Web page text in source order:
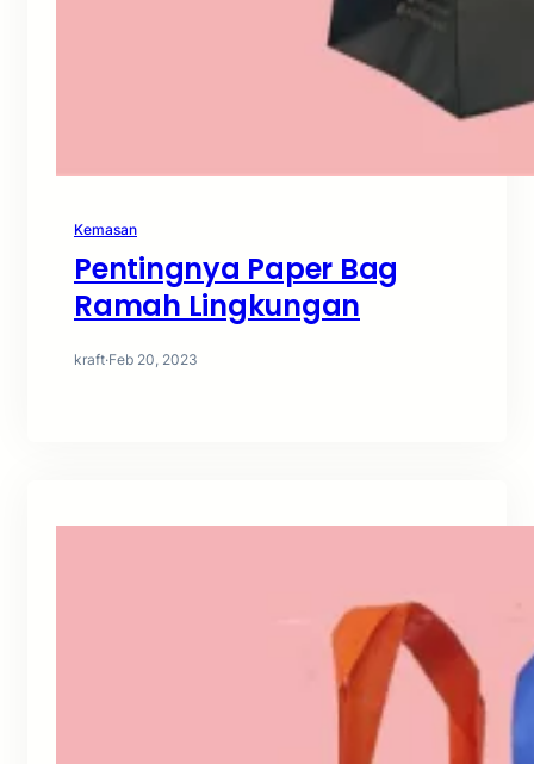
Kemasan
Pentingnya Paper Bag
Ramah Lingkungan
kraft·Feb 20, 2023